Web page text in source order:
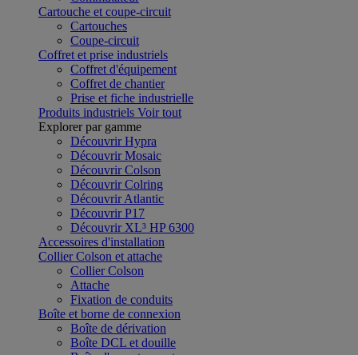
Cartouche et coupe-circuit
Cartouches
Coupe-circuit
Coffret et prise industriels
Coffret d'équipement
Coffret de chantier
Prise et fiche industrielle
Produits industriels Voir tout
Explorer par gamme
Découvrir Hypra
Découvrir Mosaic
Découvrir Colson
Découvrir Colring
Découvrir Atlantic
Découvrir P17
Découvrir XL³ HP 6300
Accessoires d'installation
Collier Colson et attache
Collier Colson
Attache
Fixation de conduits
Boîte et borne de connexion
Boîte de dérivation
Boîte DCL et douille